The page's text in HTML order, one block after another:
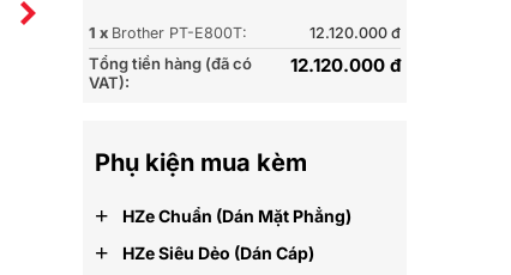
1 x Brother PT-E800T: 12.120.000 đ
Tổng tiền hàng (đã có
VAT):
12.120.000 đ
Phụ kiện mua kèm
+ HZe Chuẩn (dán Mặt Phẳng)
+ HZe Siêu Dẻo (dán Cáp)